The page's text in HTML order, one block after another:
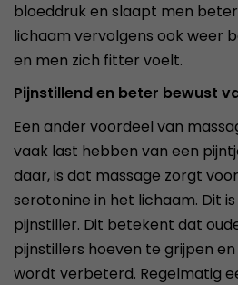
bloeddruk en slaapt men
lichaam vervolgens ook weer
en men zich fitter voelt.
Pijnstillend en beter bewust
Een ander voordeel van
vaak last hebben van een
daar, is dat massage zorgt
serotonine in het lichaam. Dit
pijnstiller. Dit betekent dat
pijnstillers hoeven te grijpen
wordt verbeterd. Regelmatig